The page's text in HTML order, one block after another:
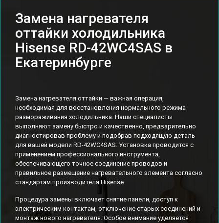
Замена нагревателя
оттайки холодильника
Hisense RD-42WC4SAS в
Екатеринбурге
Замена нагревателя оттайки — важная операция,
необходимая для восстановления нормального режима
размораживания холодильника. Наши специалисты
выполняют замену быстро и качественно, предварительно
диагностировав проблему и подобрав подходящую деталь
для вашей модели RD-42WC4SAS. Установка проводится с
применением профессионального инструмента,
обеспечивающего точное соединение проводов и
правильное размещение нагревательного элемента согласно
стандартам производителя Hisense.
Процедура замены включает снятие панели, доступ к
электрическим контактам, отключение старых соединений и
монтаж нового нагревателя. Особое внимание уделяется